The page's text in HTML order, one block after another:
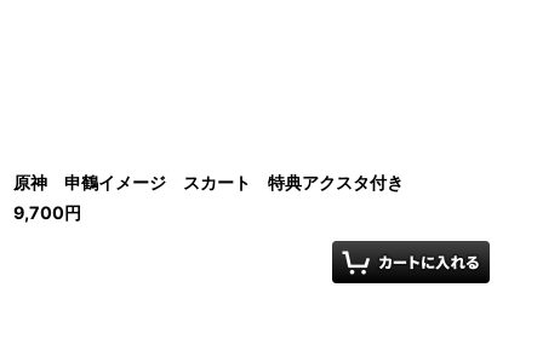
原神 申鶴イメージ スカート 特典アクスタ付き
9,700円